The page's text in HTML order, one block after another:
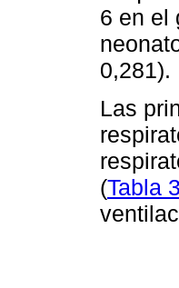
6 en el
0,281).
Las
(Tabla 3